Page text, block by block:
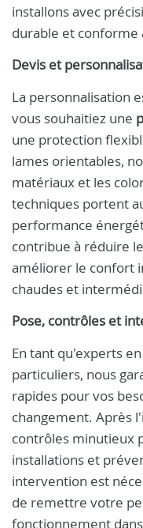
installons avec
durable et conforme
Devis et
La personnalisation
vous souhaitiez une
une protection
lames orientables,
matériaux et les
techniques portent
performance
contribue à réduire
améliorer le confort
chaudes et
Pose, contrôles et
En tant qu'experts en
particuliers, nous
rapides pour vos
changement. Après
contrôles minutieux
installations et
intervention est
de remettre votre
fonctionnement